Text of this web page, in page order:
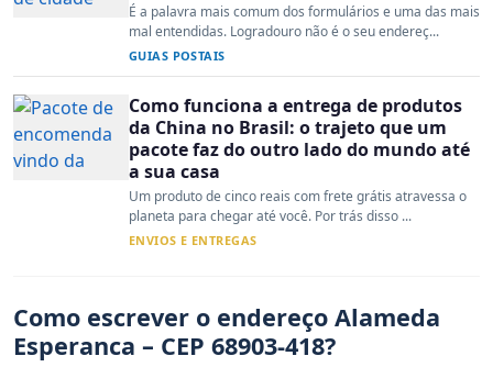
É a palavra mais comum dos formulários e uma das mais
mal entendidas. Logradouro não é o seu endereç...
GUIAS POSTAIS
Como funciona a entrega de produtos
da China no Brasil: o trajeto que um
pacote faz do outro lado do mundo até
a sua casa
Um produto de cinco reais com frete grátis atravessa o
planeta para chegar até você. Por trás disso ...
ENVIOS E ENTREGAS
Como escrever o endereço Alameda
Esperanca – CEP 68903-418?